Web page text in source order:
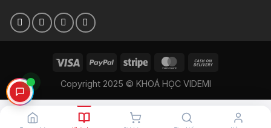
Copyright 2025 © KHOÁ HỌC VIDEMI